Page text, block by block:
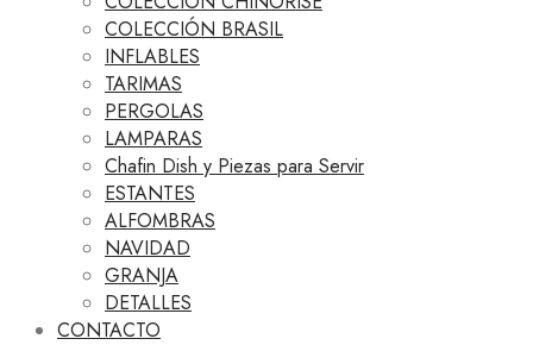
COLECCIÓN BRASIL
INFLABLES
TARIMAS
PERGOLAS
LAMPARAS
Chafin Dish y Piezas para Servir
ESTANTES
ALFOMBRAS
NAVIDAD
GRANJA
DETALLES
CONTACTO